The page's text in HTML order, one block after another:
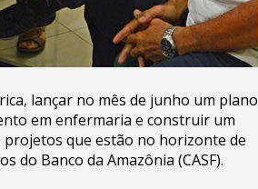
lançar no mês de junho um plano
em enfermaria e construir um
projetos que estão no horizonte de
do Banco da Amazônia (CASF).